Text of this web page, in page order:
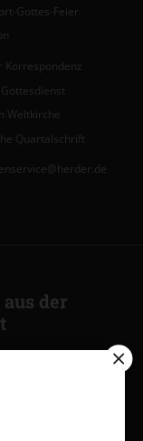
Gottes-Feier
Korrespondenz
Gottesdienst
Weltkirche
Quartalschrift
der
ich jederzeit